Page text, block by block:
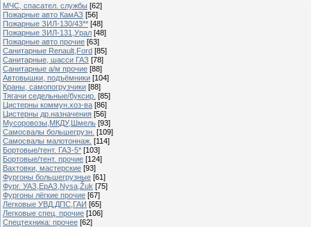
МЧС, спасател. службы [62]
Пожарные авто КамАЗ [56]
Пожарные ЗИЛ-130/43** [48]
Пожарные ЗИЛ-131,Урал [48]
Пожарные авто прочие [63]
Санитарные Renault,Ford [85]
Санитарные, шасси ГАЗ [78]
Санитарные а/м прочие [88]
Автовышки, подъёмники [104]
Краны, самопогрузчики [88]
Тягачи седельные/буксир. [85]
Цистерны коммун.хоз-ва [86]
Цистерны др.назначения [56]
Мусоровозы,МКДУ,Шмель [93]
Самосвалы большегрузн. [109]
Самосвалы малотоннаж. [114]
Бортовые/тент. ГАЗ-5* [103]
Бортовые/тент. прочие [124]
Вахтовки, мастерские [93]
Фургоны большегрузные [61]
Фург. УАЗ,ЕрАЗ,Nysa,Žuk [75]
Фургоны лёгкие прочие [67]
Легковые УВД,ДПС,ГАИ [65]
Легковые спец. прочие [106]
Спецтехника: прочее [62]